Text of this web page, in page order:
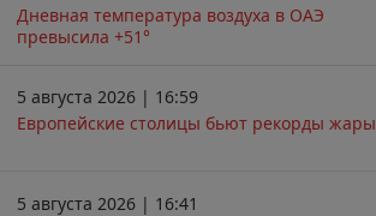
Дневная температура воздуха в ОАЭ
превысила +51°
5 августа 2026 | 16:59
Европейские столицы бьют рекорды жары
5 августа 2026 | 16:41